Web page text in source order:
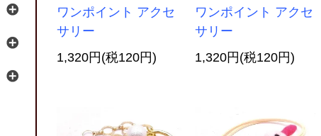
ワンポイント アクセ
サリー
1,320円(税120円)
ワンポイント アクセ
サリー
1,320円(税120円)